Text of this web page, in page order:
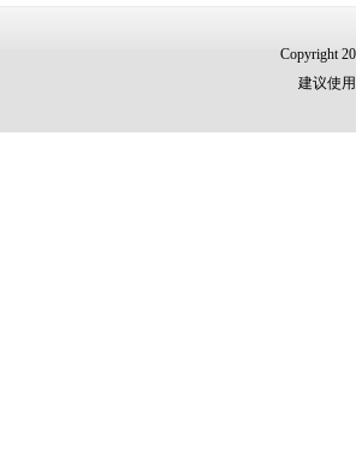
Copyright
建议使